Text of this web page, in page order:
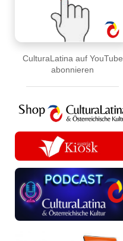
CulturaLatina auf YouTube
abonnieren